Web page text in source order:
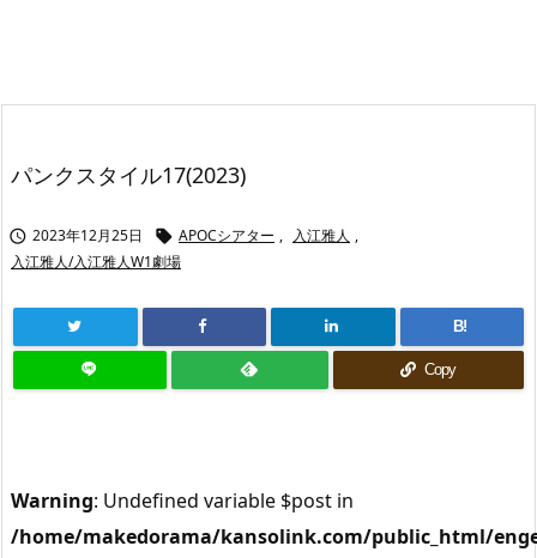
パンクスタイル17(2023)
 2023年12月25日  APOCシアター , 入江雅人 ,
入江雅人/入江雅人W1劇場
B!
Copy
Warning: Undefined variable $post in
/home/makedorama/kansolink.com/public_html/